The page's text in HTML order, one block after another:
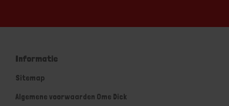
Informatie
Sitemap
Algemene voorwaarden Ome Dick